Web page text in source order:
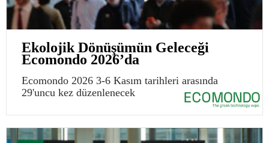
Ekolojik Dönüşümün Geleceği
Ecomondo 2026’da
Ecomondo 2026 3-6 Kasım tarihleri arasında
29'uncu kez düzenlenecek